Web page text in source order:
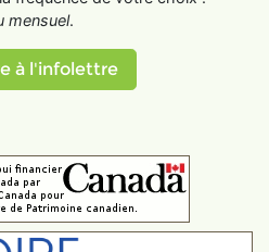
mensuel.
à l'infolettre